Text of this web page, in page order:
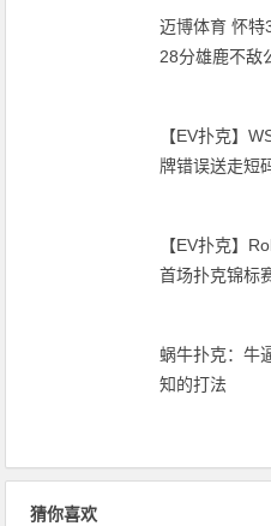
迈博体育 怀
28分雄鹿不敌
【EV扑克】
牌错误送走短
【EV扑克】
首场扑克锦标
蜗牛扑克：牛
知的打法
猜你喜欢